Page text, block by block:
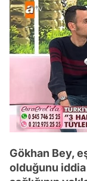
Gökhan Bey,
olduğunu